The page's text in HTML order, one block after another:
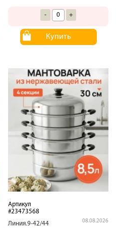
- +
Купить
Артикул
#23473568
Линия.9-42/44
08.08.2026